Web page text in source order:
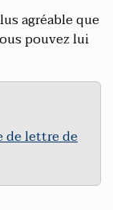
agréable que
pouvez lui
de lettre de